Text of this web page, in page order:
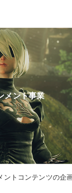
メント事業
トコンテンツの企画